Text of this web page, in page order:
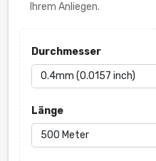
Ihrem Anliegen.
Durchmesser
Länge